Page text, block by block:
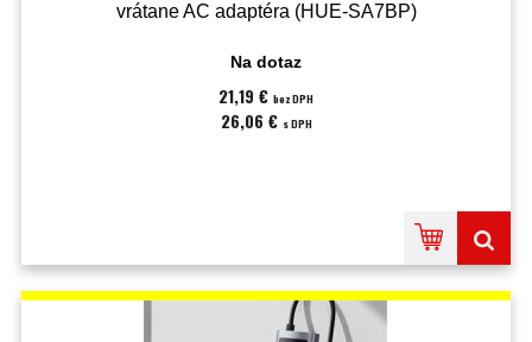
vrátane AC adaptéra (HUE-SA7BP)
Na dotaz
21,19 € bez DPH
26,06 € s DPH